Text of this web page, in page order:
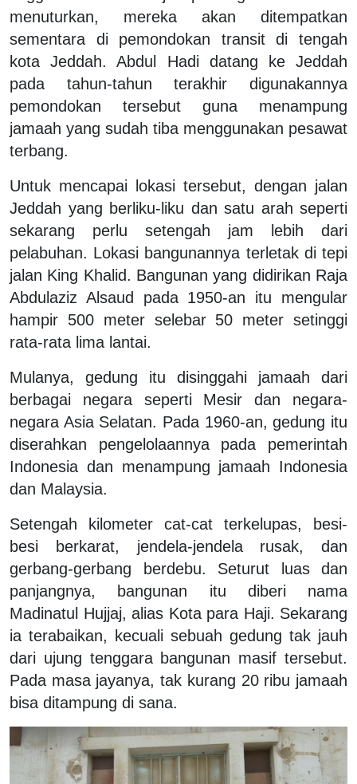
menuturkan, mereka akan ditempatkan
sementara di pemondokan transit di tengah
kota Jeddah. Abdul Hadi datang ke Jeddah
pada tahun-tahun terakhir digunakannya
pemondokan tersebut guna menampung
jamaah yang sudah tiba menggunakan pesawat
terbang.
Untuk mencapai lokasi tersebut, dengan jalan
Jeddah yang berliku-liku dan satu arah seperti
sekarang perlu setengah jam lebih dari
pelabuhan. Lokasi bangunannya terletak di tepi
jalan King Khalid. Bangunan yang didirikan Raja
Abdulaziz Alsaud pada 1950-an itu mengular
hampir 500 meter selebar 50 meter setinggi
rata-rata lima lantai.
Mulanya, gedung itu disinggahi jamaah dari
berbagai negara seperti Mesir dan negara-
negara Asia Selatan. Pada 1960-an, gedung itu
diserahkan pengelolaannya pada pemerintah
Indonesia dan menampung jamaah Indonesia
dan Malaysia.
Setengah kilometer cat-cat terkelupas, besi-
besi berkarat, jendela-jendela rusak, dan
gerbang-gerbang berdebu. Seturut luas dan
panjangnya, bangunan itu diberi nama
Madinatul Hujjaj, alias Kota para Haji. Sekarang
ia terabaikan, kecuali sebuah gedung tak jauh
dari ujung tenggara bangunan masif tersebut.
Pada masa jayanya, tak kurang 20 ribu jamaah
bisa ditampung di sana.